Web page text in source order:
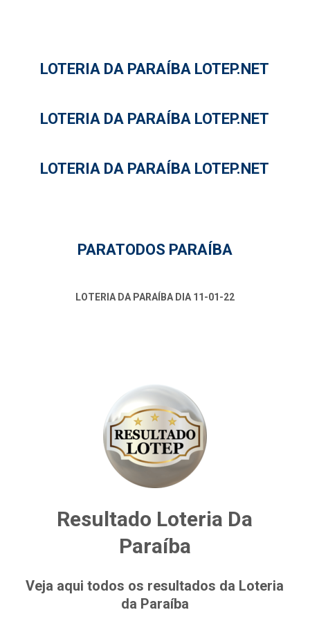
LOTERIA DA PARAÍBA LOTEP.NET
LOTERIA DA PARAÍBA LOTEP.NET
LOTERIA DA PARAÍBA LOTEP.NET
PARATODOS PARAÍBA
LOTERIA DA PARAÍBA DIA 11-01-22
Resultado Loteria Da
Paraíba
Veja aqui todos os resultados da Loteria
da Paraíba